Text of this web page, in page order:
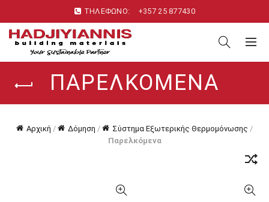
ΤΗΛΕΦΩΝΟ: +357 25 877430
ΠΑΡΕΛΚΌΜΕΝΑ
Αρχική / Δόμηση / Σύστημα Εξωτερικής Θερμομόνωσης /
Παρελκόμενα